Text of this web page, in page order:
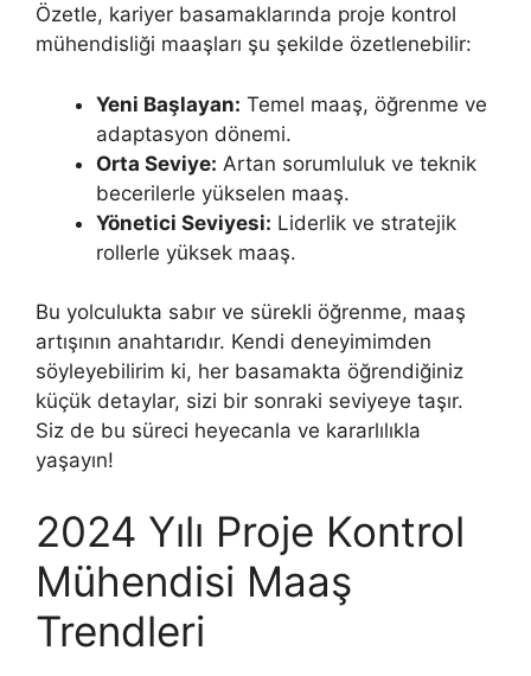
Özetle, kariyer basamaklarında proje kontrol
mühendisliği maaşları şu şekilde özetlenebilir:
Yeni Başlayan: Temel maaş, öğrenme ve
adaptasyon dönemi.
Orta Seviye: Artan sorumluluk ve teknik
becerilerle yükselen maaş.
Yönetici Seviyesi: Liderlik ve stratejik
rollerle yüksek maaş.
Bu yolculukta sabır ve sürekli öğrenme, maaş
artışının anahtarıdır. Kendi deneyimimden
söyleyebilirim ki, her basamakta öğrendiğiniz
küçük detaylar, sizi bir sonraki seviyeye taşır.
Siz de bu süreci heyecanla ve kararlılıkla
yaşayın!
2024 Yılı Proje Kontrol
Mühendisi Maaş
Trendleri